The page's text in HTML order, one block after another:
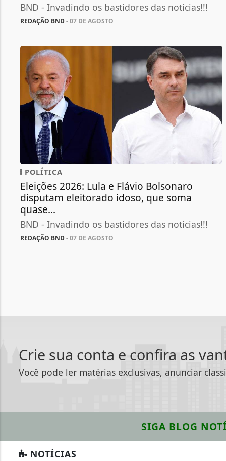
BND - Invadindo os bastidores das notícias!!!
REDAÇÃO BND- 07 DE AGOSTO
POLÍTICA
Eleições 2026: Lula e Flávio Bolsonaro
disputam eleitorado idoso, que soma
quase...
BND - Invadindo os bastidores das notícias!!!
REDAÇÃO BND- 07 DE AGOSTO
Crie sua conta e confira as
Você pode ler matérias exclusivas, anunciar
SIGA BLOG
NOTÍCIAS